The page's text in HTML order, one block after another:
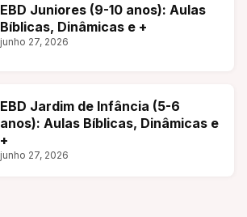
EBD Juniores (9-10 anos): Aulas
Bíblicas, Dinâmicas e +
junho 27, 2026
EBD Jardim de Infância (5-6
anos): Aulas Bíblicas, Dinâmicas e
+
junho 27, 2026